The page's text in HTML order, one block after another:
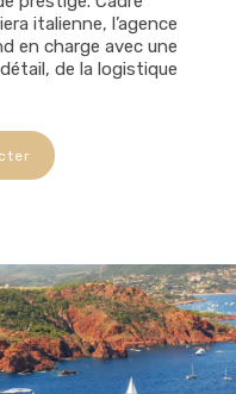
italienne, l’agence
en charge avec une
de la logistique